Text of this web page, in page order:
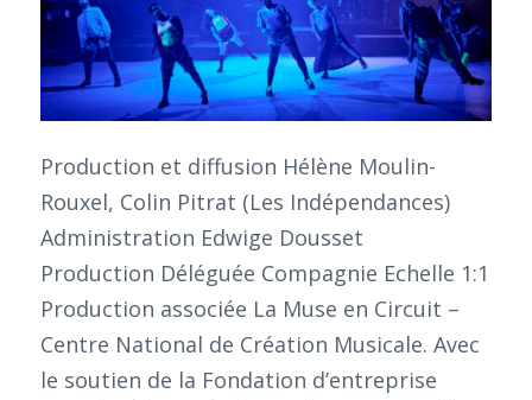
Production et diffusion Hélène Moulin-
Rouxel, Colin Pitrat (Les Indépendances)
Administration Edwige Dousset
Production Déléguée Compagnie Echelle 1:1
Production associée La Muse en Circuit –
Centre National de Création Musicale. Avec
le soutien de la Fondation d’entreprise